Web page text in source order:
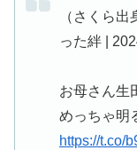
（さくら
った絆 |
お母さん生
めっちゃ明
https://t.co/